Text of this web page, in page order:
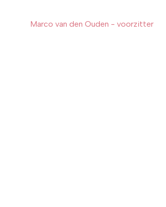
Marco van den Ouden - voorzitter